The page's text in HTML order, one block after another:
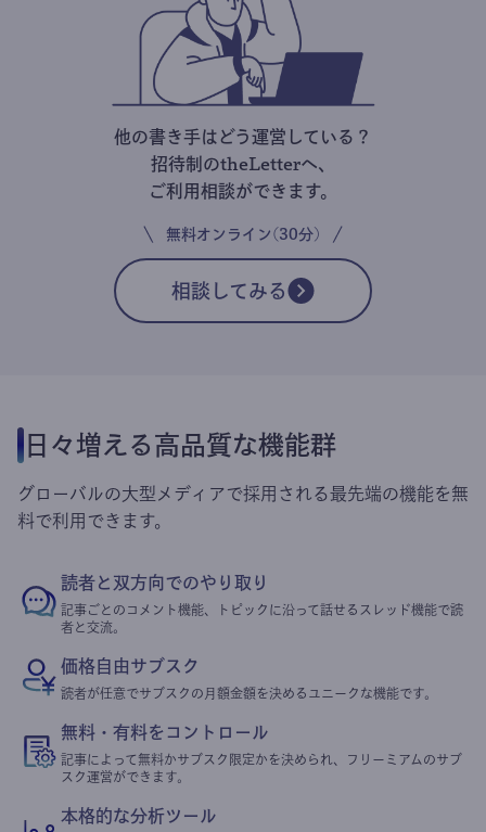
他の書き手はどう運営している？
招待制のtheLetterへ、
ご利用相談ができます。
無料オンライン(30分)
相談してみる
日々増える高品質な機能群
グローバルの大型メディアで採用される最先端の機能を無
料で利用できます。
読者と双方向でのやり取り
記事ごとのコメント機能、トピックに沿って話せるスレッド機能で読
者と交流。
価格自由サブスク
読者が任意でサブスクの月額金額を決めるユニークな機能です。
無料・有料をコントロール
記事によって無料かサブスク限定かを決められ、フリーミアムのサブ
スク運営ができます。
本格的な分析ツール